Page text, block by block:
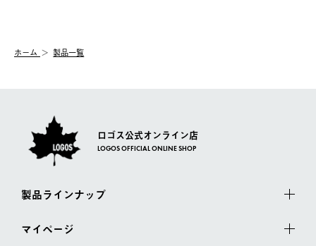
【配送業者】
佐川急便にて配送されます。
む）は受け付けておりません。
一度お手元の商品を返品いただき、ご希望商品を再注文してくだ
ホーム 製品一覧
ロゴス公式オンライン店
LOGOS OFFICIAL ONLINE SHOP
製品ラインナップ
マイページ